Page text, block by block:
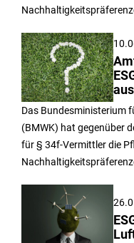
Das Bundesministerium
(BMWK) hat gegenüber
für § 34f-Vermittler die